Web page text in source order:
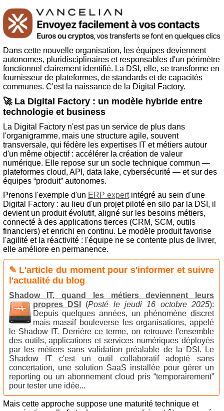
Dans cette nouvelle organisation, les équipes deviennent
autonomes, pluridisciplinaires et responsables d'un périmètre
fonctionnel clairement identifié. La DSI, elle, se transforme en
fournisseur de plateformes, de standards et de capacités
communes. C'est la naissance de la Digital Factory.
🚀 La Digital Factory : un modèle hybride entre
technologie et business
La Digital Factory n'est pas un service de plus dans
l'organigramme, mais une structure agile, souvent
transversale, qui fédère les expertises IT et métiers autour
d'un même objectif : accélérer la création de valeur
numérique. Elle repose sur un socle technique commun —
plateformes cloud, API, data lake, cybersécurité — et sur des
équipes “produit” autonomes.
Prenons l'exemple d'un ERP expertintégré au sein d'une
Digital Factory : au lieu d'un projet piloté en silo par la DSI, il
devient un produit évolutif, aligné sur les besoins métiers,
connecté à des applications tierces (CRM, SCM, outils
financiers) et enrichi en continu. Le modèle produit favorise
l'agilité et la réactivité : l'équipe ne se contente plus de livrer,
elle améliore en permanence.
✎ L'article du moment pour s'informer et suivre
l'actualité du blog
Shadow IT, quand les métiers deviennent leurs
propres DSI
(Posté le jeudi 16 octobre 2025):
Depuis quelques années, un phénomène discret
mais massif bouleverse les organisations, appelé
le Shadow IT. Derrière ce terme, on retrouve l'ensemble
des outils, applications et services numériques déployés
par les métiers sans validation préalable de la DSI. Le
Shadow IT c'est un outil collaboratif adopté sans
concertation, une solution SaaS installée pour gérer un
reporting ou un abonnement cloud pris “temporairement”
pour tester une idée...
Mais cette approche suppose une maturité technique et